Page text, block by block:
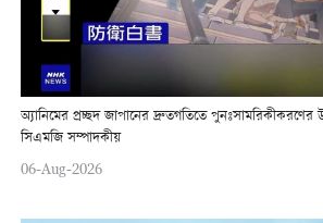
অ্যানিমের প্রচ্ছদ জাপানের দ্রুতগতিতে পুনঃসামরিকীকরণের
সিএমজি সম্পাদকীয়
06-Aug-2026